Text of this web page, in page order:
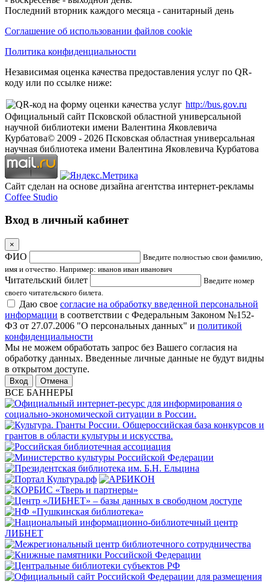
Последний вторник каждого месяца - санитарный день
Соглашение об использовании файлов cookie
Политика конфиденциальности
Независимая оценка качества предоставления услуг по QR-
коду или по ссылке ниже:
http://bus.gov.ru
Официальный сайт Псковской областной универсальной
научной библиотеки имени Валентина Яковлевича
Курбатова© 2009 - 2026 Псковская областная универсальная
научная библиотека имени Валентина Яковлевича Курбатова
Сайт сделан на основе дизайна агентства интернет-рекламы
Coffee Studio
Вход в личный кабинет
×
ФИО
Введите полностью свои фамилию,
имя и отчество. Например: иванов иван иванович
Читательский билет
Введите номер
своего читательского билета.
Даю свое согласие на обработку введенной персональной
информации в соответствии с Федеральным Законом №152-
ФЗ от 27.07.2006 "О персональных данных" и политикой
конфиденциальности
Мы не можем обработать запрос без Вашего согласия на
обработку данных. Введенные личные данные не будут видны
в открытом доступе.
Отмена
ВСЕ БАННЕРЫ